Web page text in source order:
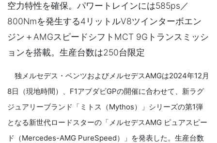
空力特性を確保。パワートレインには585ps／
800Nmを発生する4リットルV8ツインターボエン
ジン＋AMGスピードシフトMCT 9Gトランスミッシ
ョンを搭載。生産台数は250台限定
独メルセデス・ベンツおよびメルセデスAMGは2024年12月
8日（現地時間）、F1アブダビGPの開催に合わせて、新ラグ
ジュアリーブランド「ミトス（Mythos）」シリーズの第1弾
となる新世代ロードスターの「メルセデスAMG ピュアスピー
ド（Mercedes-AMG PureSpeed）」を発表した。生産台数